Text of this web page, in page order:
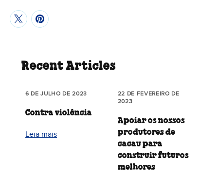
Recent Articles
6 DE JULHO DE 2023
Contra violência
Leia mais
22 DE FEVEREIRO DE
2023
Apoiar os nossos
produtores de
cacau para
construir futuros
melhores